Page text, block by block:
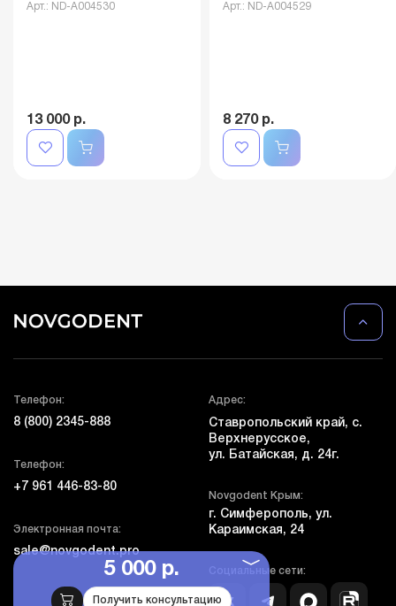
5 000 р.
Получить консультацию
Арт.: ND-A004530
13 000 р.
Арт.: ND-A004529
8 270 р.
Телефон:
8 (800) 2345-888
Телефон:
+7 961 446-83-80
Электронная почта:
sale@novgodent.pro
Адрес:
Ставропольский край, с.
Верхнерусское,
ул. Батайская, д. 24г.
Novgodent Крым:
г. Симферополь, ул.
Караимская, 24
Социальные сети: